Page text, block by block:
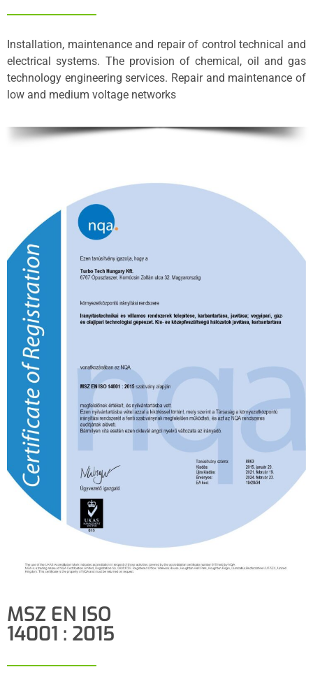
Installation, maintenance and repair of control technical and
electrical systems. The provision of chemical, oil and gas
technology engineering services. Repair and maintenance of
low and medium voltage networks
MSZ EN ISO
14001 : 2015